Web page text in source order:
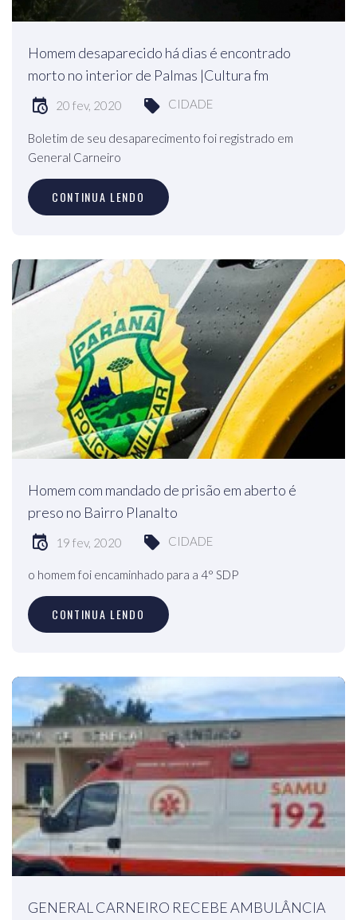
Homem desaparecido há dias é encontrado
morto no interior de Palmas |Cultura fm
20 fev, 2020 CIDADE
Boletim de seu desaparecimento foi registrado em
General Carneiro
CONTINUA LENDO
Homem com mandado de prisão em aberto é
preso no Bairro Planalto
19 fev, 2020 CIDADE
o homem foi encaminhado para a 4° SDP
CONTINUA LENDO
GENERAL CARNEIRO RECEBE AMBULÂNCIA